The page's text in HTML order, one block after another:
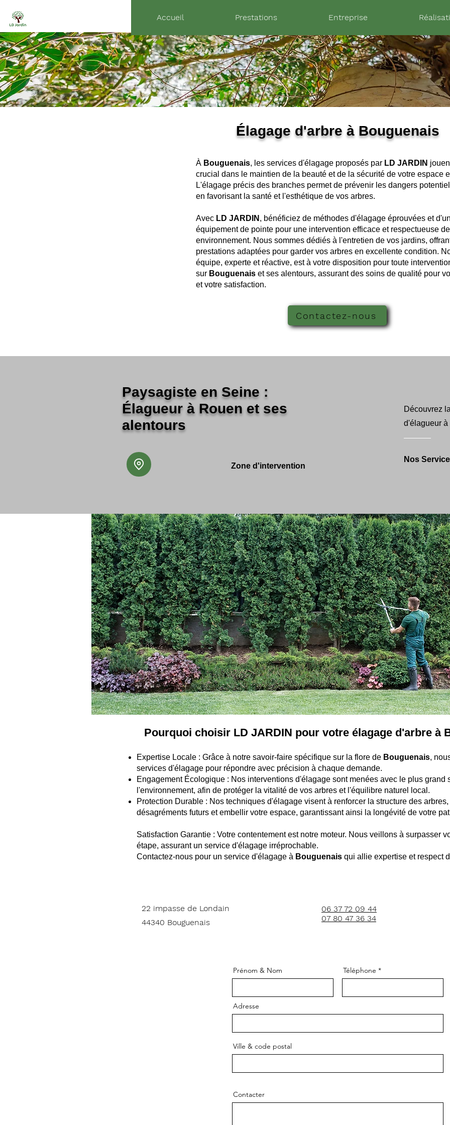
Accueil Prestations Entreprise
Élagage d'arbre à Bouguenais
À Bouguenais, les services d'élagage proposés par LD JARDIN
crucial dans le maintien de la beauté et de la sécurité de votre espace
L'élagage précis des branches permet de prévenir les dangers
en favorisant la santé et l'esthétique de vos arbres.
Avec LD JARDIN , bénéficiez de méthodes d'élagage éprouvées et
équipement de pointe pour une intervention efficace et respectueuse
environnement. Nous sommes dédiés à l'entretien de vos jardins,
prestations adaptées pour garder vos arbres en excellente condition.
équipe, experte et réactive, est à votre disposition pour toute
sur Bouguenais et ses alentours, assurant des soins de qualité pour
et votre satisfaction.
Contactez-nous
Paysagiste en Seine :
Élagueur à Rouen et ses
alentours
Zone d'intervention
Découvrez
d'élagueur
Nos
Pourquoi choisir LD JARDIN pour votre élagage d'arbre à
Expertise Locale : Grâce à notre savoir-faire spécifique sur la flore de Bouguenais,
services d'élagage pour répondre avec précision à chaque demande.
Engagement Écologique : Nos interventions d'élagage sont menées avec le plus grand
l'environnement, afin de protéger la vitalité de vos arbres et l'équilibre naturel local.
Protection Durable : Nos techniques d'élagage visent à renforcer la structure des
désagréments futurs et embellir votre espace, garantissant ainsi la longévité de votre
Satisfaction Garantie : Votre contentement est notre moteur. Nous veillons à surpasser
étape, assurant un service d'élagage irréprochable.
Contactez-nous pour un service d'élagage à Bouguenais qui allie expertise et respect
22 impasse de Londain
44340 Bouguenais
06 37 72 09 44
07 80 47 36 34
Prénom & Nom Téléphone
Adresse
Ville & code postal
Contacter